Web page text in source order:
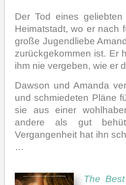
Der Tod eines
Heimatstadt, wo er nach
große Jugendliebe
zurückgekommen ist. Er
ihm nie vergeben, wie er
Dawson und Amanda
und schmiedeten Pläne
sie aus einer
andere als gut
Vergangenheit hat ihn
…
The